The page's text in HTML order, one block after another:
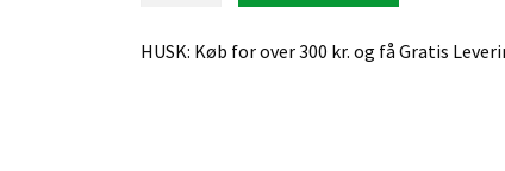
Max,
HUSK: Køb for over 300 kr. og få Gratis